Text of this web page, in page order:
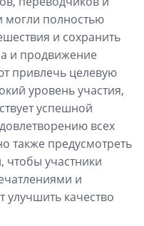
могли полностью
и сохранить
и продвижение
привлечь целевую
уровень участия,
успешной
всех
также предусмотреть
чтобы участники
и
качество